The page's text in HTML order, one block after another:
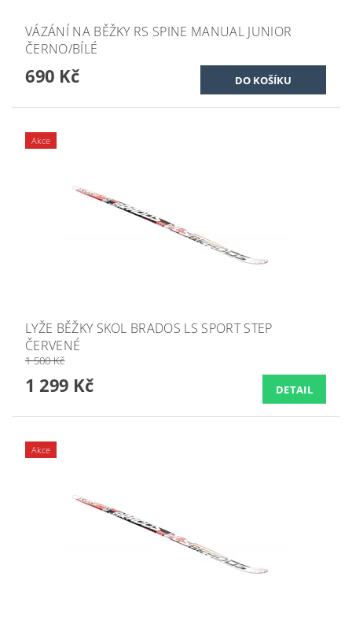
VÁZÁNÍ NA BĚŽKY RS SPINE MANUAL JUNIOR
ČERNO/BÍLÉ
690 Kč
Akce
LYŽE BĚŽKY SKOL BRADOS LS SPORT STEP
ČERVENÉ
1 500 Kč
1 299 Kč DETAIL
Akce